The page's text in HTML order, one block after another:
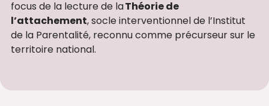
focus de la lecture de laThéorie de
l’attachement, socle interventionnel de l’Institut
de la Parentalité, reconnu comme précurseur sur le
territoire national.